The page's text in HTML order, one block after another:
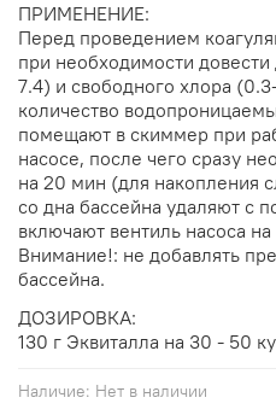
Наличие: Нет в наличии
ПРИМЕНЕНИЕ:
Перед проведением
при необходимости
7.4) и свободного хлора
количество
помещают в скиммер при
насосе, после чего сразу
на 20 мин (для накопления
со дна бассейна удаляют с
включают вентиль насоса
Внимание!: не добавлять
бассейна.
ДОЗИРОВКА:
130 г Эквиталла на 30 - 50